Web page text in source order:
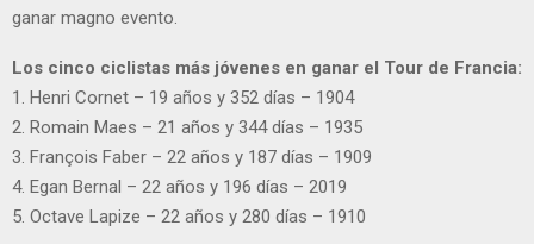
ganar magno evento.
Los cinco ciclistas más jóvenes en ganar el Tour de Francia:
1. Henri Cornet – 19 años y 352 días – 1904
2. Romain Maes – 21 años y 344 días – 1935
3. François Faber – 22 años y 187 días – 1909
4. Egan Bernal – 22 años y 196 días – 2019
5. Octave Lapize – 22 años y 280 días – 1910